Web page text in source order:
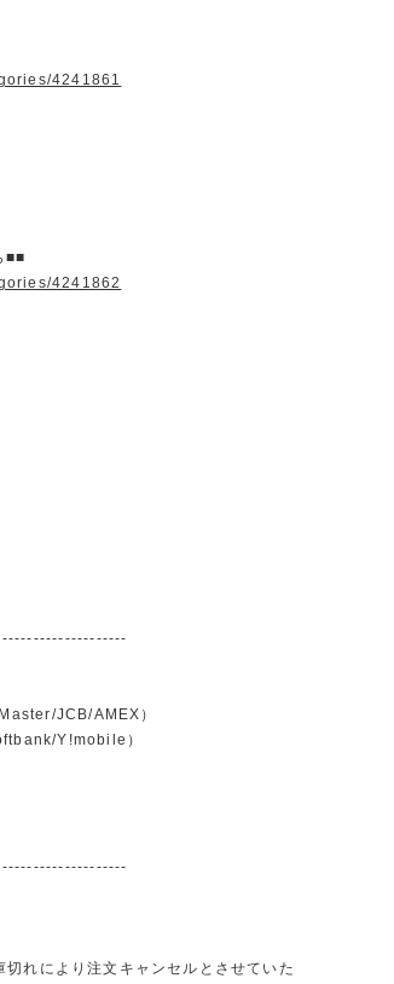
4241861
■■
4241862
JCB/AMEX）
Y!mobile）
切れにより注文キャンセルとさせていた